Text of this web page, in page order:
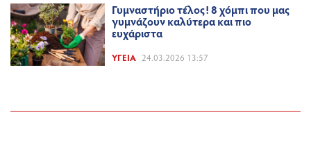
Γυμναστήριο τέλος! 8 χόμπι που μας
γυμνάζουν καλύτερα και πιο
ευχάριστα
ΥΓΕΊΑ 24.03.2026 13:57